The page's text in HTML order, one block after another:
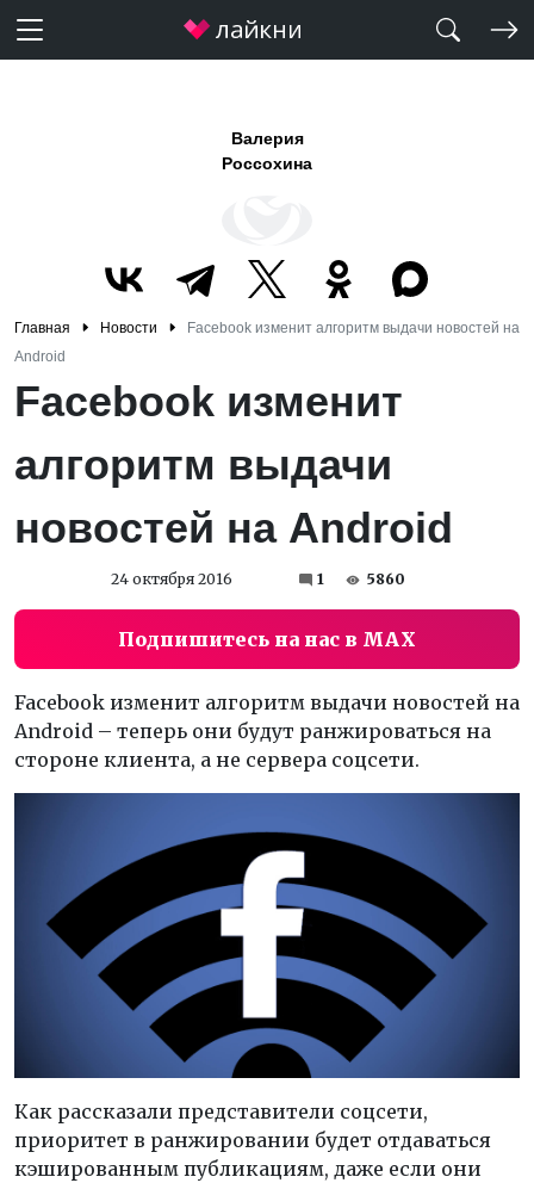
Валерия
Россохина
Главная Новости
Facebook изменит алгоритм выдачи новостей на
Android
Facebook изменит
алгоритм выдачи
новостей на Android
24 октября 2016 1 5860
Подпишитесь на нас в MAX
Facebook изменит алгоритм выдачи новостей на
Android – теперь они будут ранжироваться на
стороне клиента, а не сервера соцсети.
Как рассказали представители соцсети,
приоритет в ранжировании будет отдаваться
кэшированным публикациям, даже если они